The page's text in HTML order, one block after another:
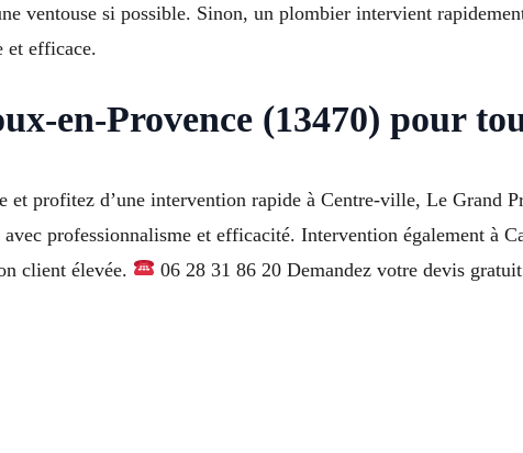
ventouse si possible. Sinon, un plombier intervient
et efficace.
en-Provence (13470) pour
et profitez d’une intervention rapide à Centre-ville, Le Grand
professionnalisme et efficacité. Intervention également à
client élevée. 06 28 31 86 20 Demandez votre devis